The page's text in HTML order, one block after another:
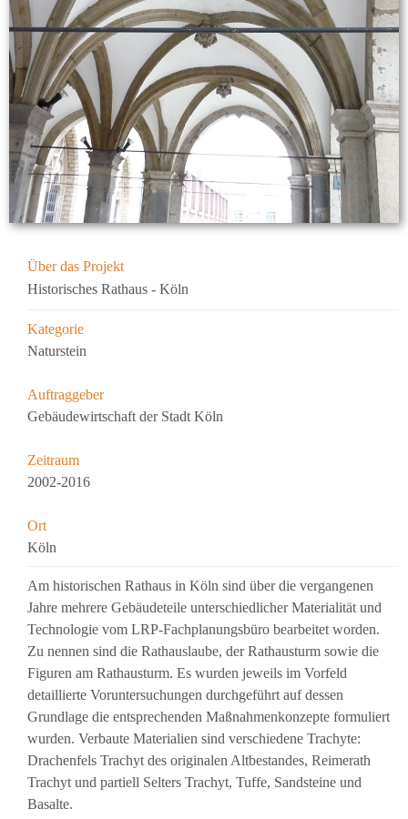
Über das Projekt
Historisches Rathaus - Köln
Kategorie
Naturstein
Auftraggeber
Gebäudewirtschaft der Stadt Köln
Zeitraum
2002-2016
Ort
Köln
Am historischen Rathaus in Köln sind über die vergangenen
Jahre mehrere Gebäudeteile unterschiedlicher Materialität und
Technologie vom LRP-Fachplanungsbüro bearbeitet worden.
Zu nennen sind die Rathauslaube, der Rathausturm sowie die
Figuren am Rathausturm. Es wurden jeweils im Vorfeld
detaillierte Voruntersuchungen durchgeführt auf dessen
Grundlage die entsprechenden Maßnahmenkonzepte formuliert
wurden. Verbaute Materialien sind verschiedene Trachyte:
Drachenfels Trachyt des originalen Altbestandes, Reimerath
Trachyt und partiell Selters Trachyt, Tuffe, Sandsteine und
Basalte.